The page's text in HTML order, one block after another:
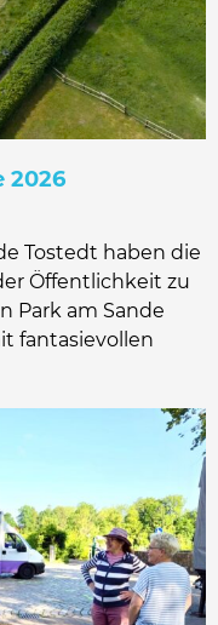
2026
Tostedt haben die
Öffentlichkeit zu
Park am Sande
fantasievollen